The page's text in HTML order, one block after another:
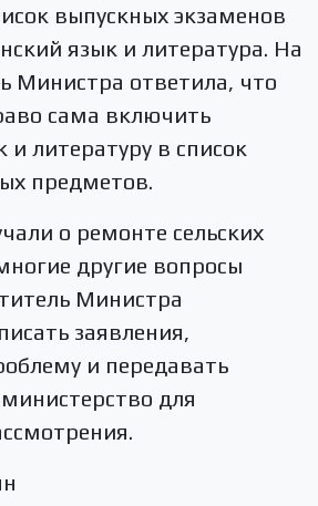
выпускных экзаменов
язык и литература. На
Министра ответила, что
сама включить
литературу в список
предметов.
о ремонте сельских
другие вопросы
Министра
заявления,
и передавать
для